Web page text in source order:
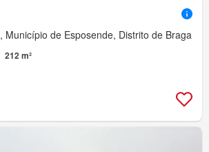
Município de Esposende, Distrito de Braga
212 m²